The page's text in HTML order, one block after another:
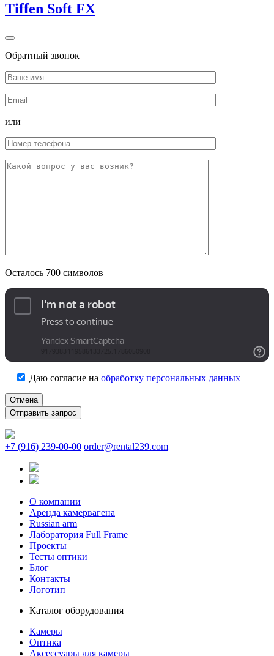
Tiffen Soft FX
Обратный звонок
или
Осталось 700 символов
Даю согласие на обработку персональных данных
Отмена
+7 (916) 239-00-00 order@rental239.com
О компании
Аренда камервагена
Russian arm
Лаборатория Full Frame
Проекты
Тесты оптики
Блог
Контакты
Логотип
Каталог оборудования
Камеры
Оптика
Аксессуары для камеры